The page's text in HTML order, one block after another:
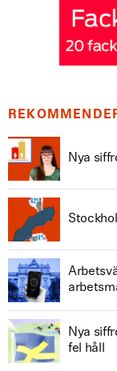
Nya
Nya
fel håll